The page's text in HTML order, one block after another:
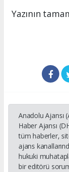
Yazının
Anadolu Ajansı
Haber Ajansı
tüm haberler,
ajans
hukuki
bir editörü